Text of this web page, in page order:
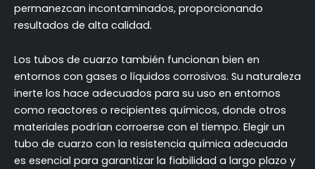
permanezcan incontaminados, proporcionando
resultados de alta calidad.
Los tubos de cuarzo también funcionan bien en
entornos con gases o líquidos corrosivos. Su naturaleza
inerte los hace adecuados para su uso en entornos
como reactores o recipientes químicos, donde otros
materiales podrían corroerse con el tiempo. Elegir un
tubo de cuarzo con la resistencia química adecuada
es esencial para garantizar la fiabilidad a largo plazo y